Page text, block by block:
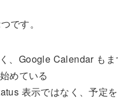
です。
、Google Calendar もま
めている
表示ではなく、予定